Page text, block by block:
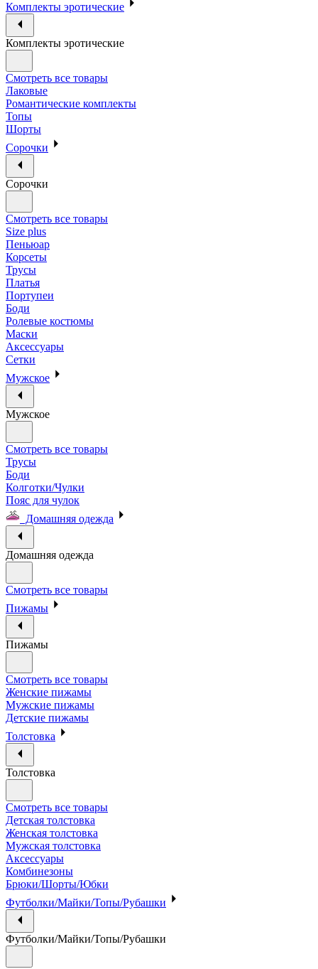
Комплекты эротические
Комплекты эротические
Смотреть все товары
Лаковые
Романтические комплекты
Топы
Шорты
Сорочки
Сорочки
Смотреть все товары
Size plus
Пеньюар
Корсеты
Трусы
Платья
Портупеи
Боди
Ролевые костюмы
Маски
Аксессуары
Сетки
Мужское
Мужское
Смотреть все товары
Трусы
Боди
Колготки/Чулки
Пояс для чулок
Домашняя одежда
Домашняя одежда
Смотреть все товары
Пижамы
Пижамы
Смотреть все товары
Женские пижамы
Мужские пижамы
Детские пижамы
Толстовка
Толстовка
Смотреть все товары
Детская толстовка
Женская толстовка
Мужская толстовка
Аксессуары
Комбинезоны
Брюки/Шорты/Юбки
Футболки/Майки/Топы/Рубашки
Футболки/Майки/Топы/Рубашки